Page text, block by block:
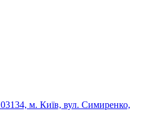
03134, м. Київ, вул. Симиренко,